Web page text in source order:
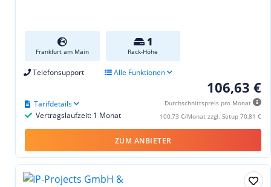
Frankfurt am Main
1
Rack-Höhe
Telefonsupport Alle Funktionen
106,63 €
Durchschnittspreis pro Monat
100,73 €/Monat zzgl. Setup 70,81 €
Vertragslaufzeit: 1 Monat
Tarifdetails
ZUM ANBIETER